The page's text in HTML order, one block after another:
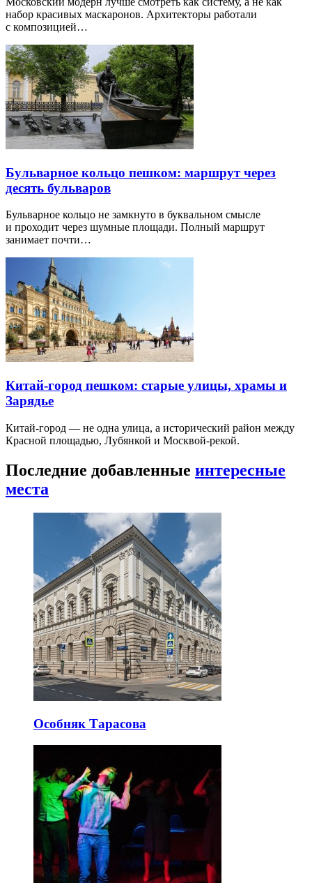
набор красивых маскаронов. Архитекторы работали
с композицией…
Бульварное кольцо пешком: маршрут через
десять бульваров
Бульварное кольцо не замкнуто в буквальном смысле
и проходит через шумные площади. Полный маршрут
занимает почти…
Китай-город пешком: старые улицы, храмы и
Зарядье
Китай-город — не одна улица, а исторический район между
Красной площадью, Лубянкой и Москвой-рекой.
Последние добавленные интересные
места
Особняк Тарасова